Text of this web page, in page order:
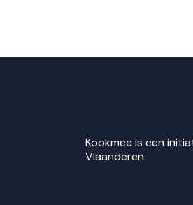
Kookmee is een
Vlaanderen.